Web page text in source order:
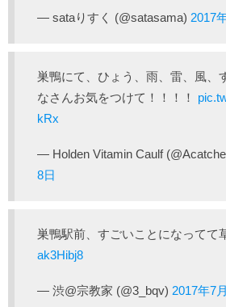
— sataりすく (@satasama) 2017
巣鴨にて、ひょう、雨、雷、風、
なさんお気をつけて！！！！
kRx
— Holden Vitamin Caulf
8日
巣鴨駅前、すごいことになってて
ak3Hibj8
— 渋@宗教家 (@3_bqv) 2017年7